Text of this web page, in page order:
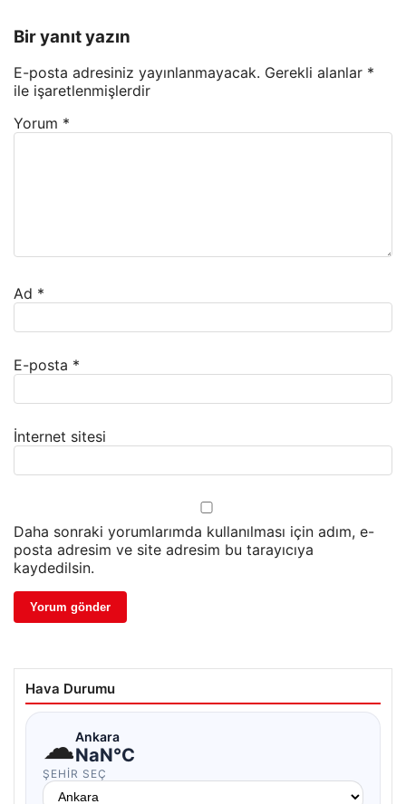
Bir yanıt yazın
E-posta adresiniz yayınlanmayacak. Gerekli alanlar *
ile işaretlenmişlerdir
Yorum *
Ad *
E-posta *
İnternet sitesi
Daha sonraki yorumlarımda kullanılması için adım, e-
posta adresim ve site adresim bu tarayıcıya
kaydedilsin.
Hava Durumu
☁Ankara
NaN°C
ŞEHIR SEÇ